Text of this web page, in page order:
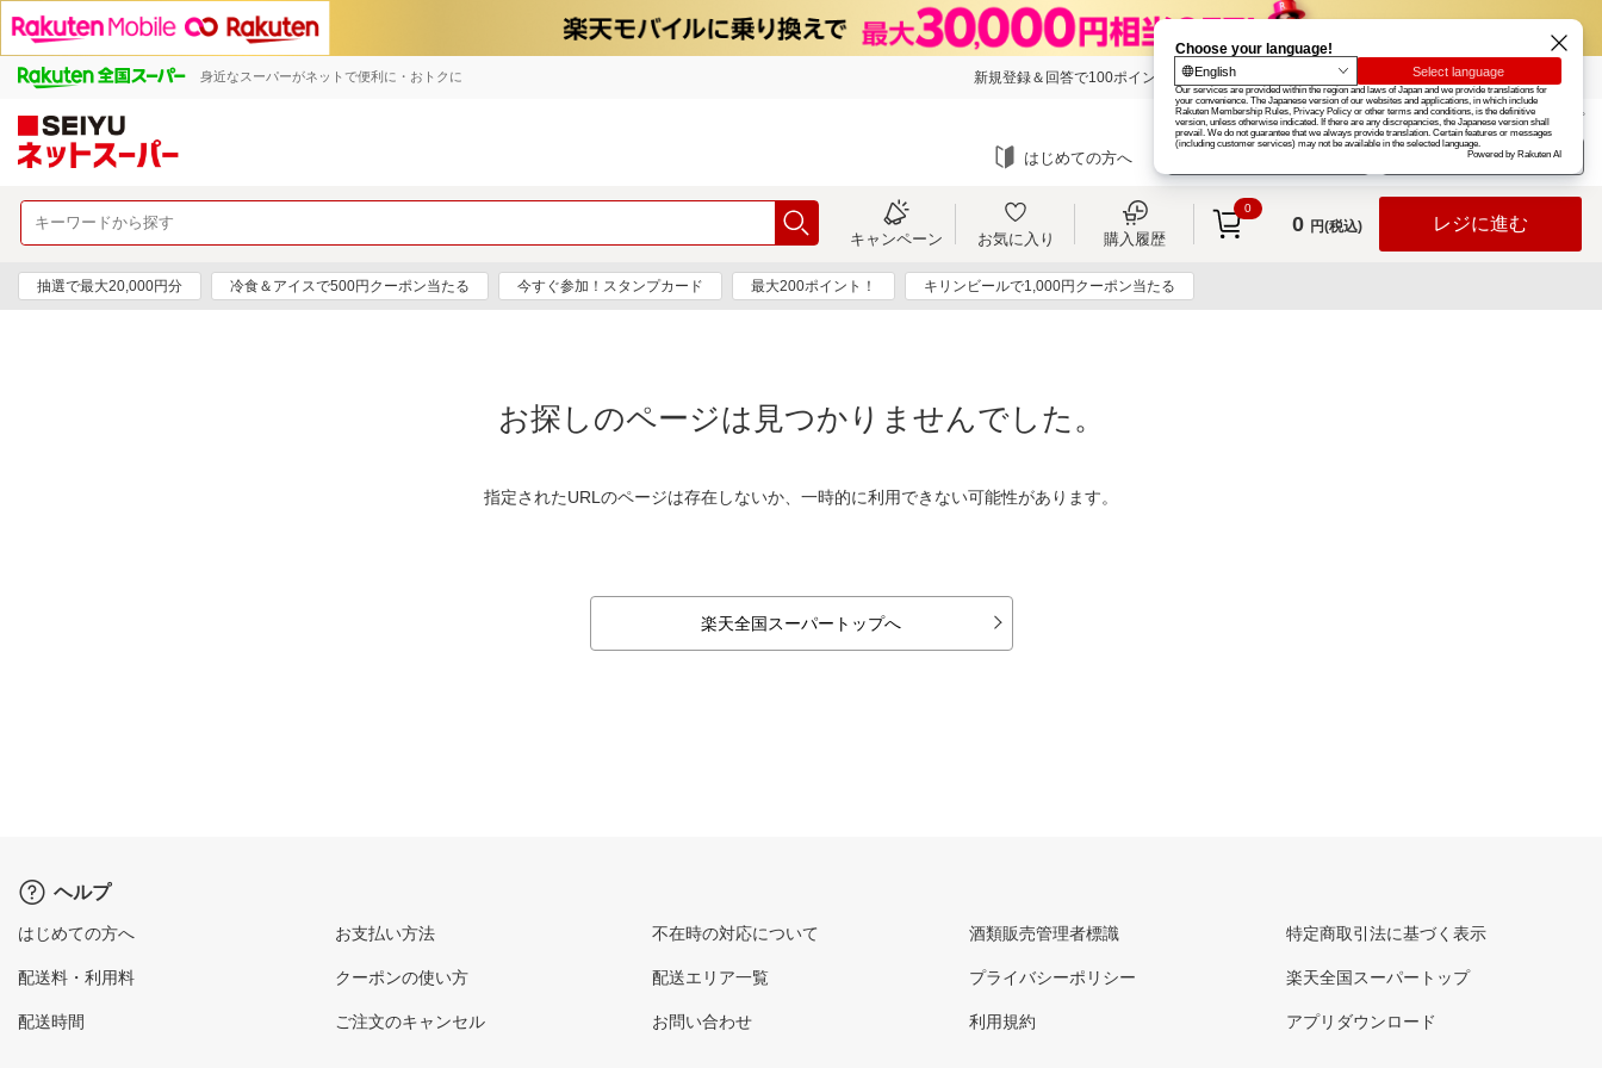
身近なスーパーがネットで便利に・おトクに 新規登録＆回答で100ポイント! 楽天グループ カード
お知らせ ヘルプ
はじめての方へ ログイン
キャンペーン お気に入り 購入履歴
0
0 円(税込) レジに進む
抽選で最大20,000円分 冷食＆アイスで500円クーポン当たる 今すぐ参加！スタンプカード 最大200ポイント！ キリンビールで1,000円クーポン当たる
お探しのページは見つかりませんでした。
指定されたURLのページは存在しないか、一時的に利用できない可能性があります。
楽天全国スーパートップへ
ヘルプ
はじめての方へ
配送料・利用料
配送時間
お支払い方法
クーポンの使い方
ご注文のキャンセル
不在時の対応について
配送エリア一覧
お問い合わせ
酒類販売管理者標識
プライバシーポリシー
利用規約
特定商取引法に基づく表示
楽天全国スーパートップ
アプリダウンロード